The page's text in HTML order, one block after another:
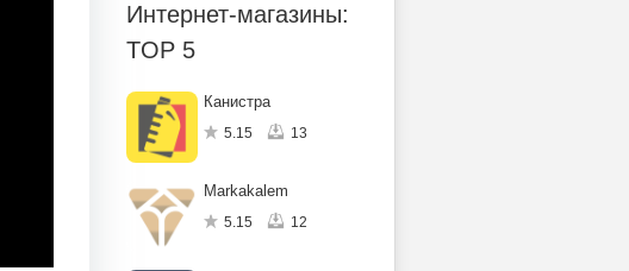
Интернет-магазины:
TOP 5
Канистра
5.15 13
Markakalem
5.15 12